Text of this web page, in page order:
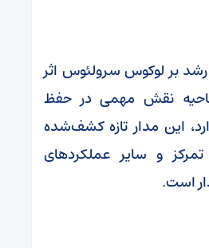
رشد بر لوکوس سرولئوس اثر
نقش مهمی در حفظ
این مدار تازه کشف‌شده
تمرکز و سایر عملکردهای
است.